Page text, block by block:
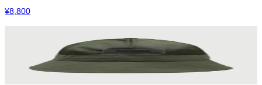
¥8,800